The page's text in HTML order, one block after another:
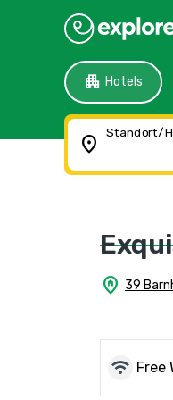
apartment Hotels
location_on Standort/
home_pin 39
wifi Free